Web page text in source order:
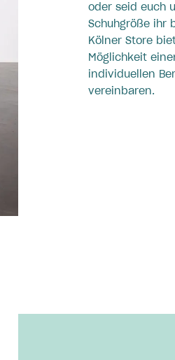
oder seid euch
Schuhgröße ihr
Kölner Store
Möglichkeit
individuellen
vereinbaren.